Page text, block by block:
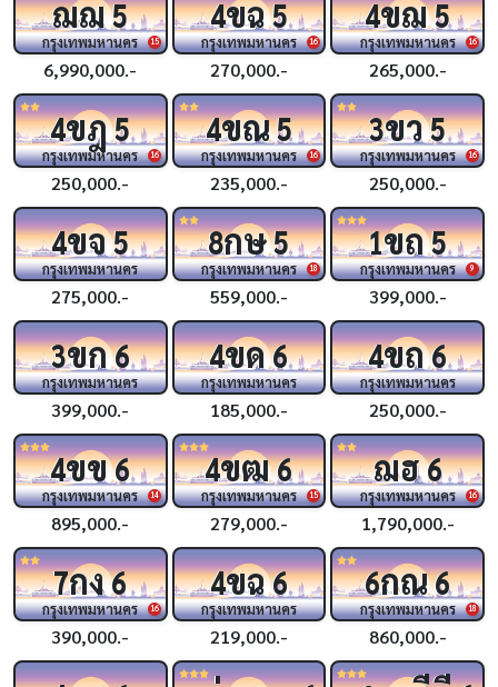
15
ฌฌ5
กรุงเทพมหานคร
6,990,000.-
16
4ขฉ5
กรุงเทพมหานคร
270,000.-
16
4ขฌ5
กรุงเทพมหานคร
265,000.-
16
4ขฎ5
กรุงเทพมหานคร
250,000.-
16
4ขณ5
กรุงเทพมหานคร
235,000.-
16
3ขว5
กรุงเทพมหานคร
250,000.-
4ขจ5
กรุงเทพมหานคร
275,000.-
18
8กษ5
กรุงเทพมหานคร
559,000.-
9
1ขถ5
กรุงเทพมหานคร
399,000.-
3ขก6
กรุงเทพมหานคร
399,000.-
4ขด6
กรุงเทพมหานคร
185,000.-
4ขถ6
กรุงเทพมหานคร
250,000.-
14
4ขข6
กรุงเทพมหานคร
895,000.-
15
4ขฒ6
กรุงเทพมหานคร
279,000.-
16
ฌฮ6
กรุงเทพมหานคร
1,790,000.-
16
7กง6
กรุงเทพมหานคร
390,000.-
4ขฉ6
กรุงเทพมหานคร
219,000.-
18
6กณ6
กรุงเทพมหานคร
860,000.-